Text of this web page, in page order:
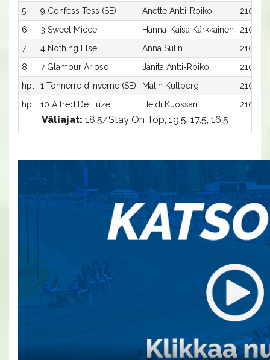
5
9 Confess Tess (SE) Anette Antti-Roiko
2100:9
6
3 Sweet Micce Hanna-Kaisa Kärkkäinen
2100:3
7
4 Nothing Else Anna Sulin
2100:4
8
7 Glamour Arioso Janita Antti-Roiko
2100:7
hpl
1 Tonnerre d'Inverne (SE) Malin Kullberg
2100:1
hpl
10 Alfred De Luze Heidi Kuossari 2100:10
Väliajat: 18.5/Stay On Top, 19.5, 17.5, 16.5